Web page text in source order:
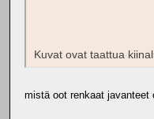
Kuvat ovat taattua
mistä oot renkaat javanteet